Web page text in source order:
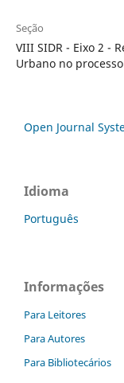
Seção
VIII SIDR - Eixo 2 -
Urbano no
Open Journal
Idioma
Português
Informações
Para Leitores
Para Autores
Para Bibliotecários